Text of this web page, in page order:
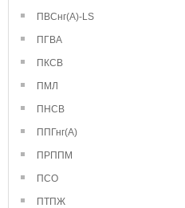
ПВСнг(А)-LS
ПГВА
ПКСВ
ПМЛ
ПНСВ
ППГнг(А)
ПРППМ
ПСО
ПТПЖ